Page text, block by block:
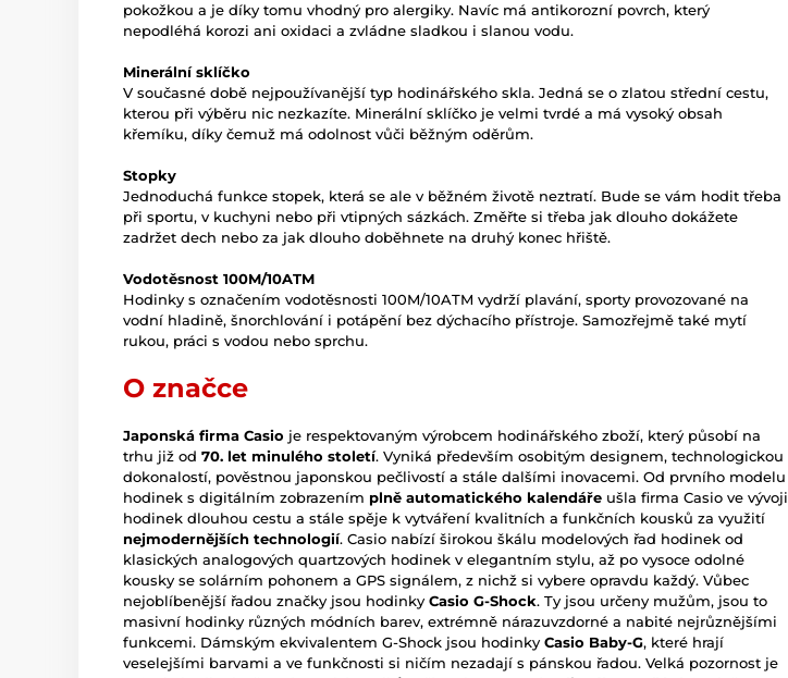
pokožkou a je díky tomu vhodný pro alergiky. Navíc má antikorozní povrch, který
nepodléhá korozi ani oxidaci a zvládne sladkou i slanou vodu.
Minerální sklíčko
V současné době nejpoužívanější typ hodinářského skla. Jedná se o zlatou střední cestu,
kterou při výběru nic nezkazíte. Minerální sklíčko je velmi tvrdé a má vysoký obsah
křemíku, díky čemuž má odolnost vůči běžným oděrům.
Stopky
Jednoduchá funkce stopek, která se ale v běžném životě neztratí. Bude se vám hodit třeba
při sportu, v kuchyni nebo při vtipných sázkách. Změřte si třeba jak dlouho dokážete
zadržet dech nebo za jak dlouho doběhnete na druhý konec hřiště.
Vodotěsnost 100M/10ATM
Hodinky s označením vodotěsnosti 100M/10ATM vydrží plavání, sporty provozované na
vodní hladině, šnorchlování i potápění bez dýchacího přístroje. Samozřejmě také mytí
rukou, práci s vodou nebo sprchu.
O značce
Japonská firma Casio je respektovaným výrobcem hodinářského zboží, který působí na
trhu již od 70. let minulého století. Vyniká především osobitým designem, technologickou
dokonalostí, pověstnou japonskou pečlivostí a stále dalšími inovacemi. Od prvního modelu
hodinek s digitálním zobrazením plně automatického kalendáře ušla firma Casio ve vývoji
hodinek dlouhou cestu a stále spěje k vytváření kvalitních a funkčních kousků za využití
nejmodernějších technologií. Casio nabízí širokou škálu modelových řad hodinek od
klasických analogových quartzových hodinek v elegantním stylu, až po vysoce odolné
kousky se solárním pohonem a GPS signálem, z nichž si vybere opravdu každý. Vůbec
nejoblíbenější řadou značky jsou hodinky Casio G-Shock. Ty jsou určeny mužům, jsou to
masivní hodinky různých módních barev, extrémně nárazuvzdorné a nabité nejrůznějšími
funkcemi. Dámským ekvivalentem G-Shock jsou hodinky Casio Baby-G, které hrají
veselejšími barvami a ve funkčnosti si ničím nezadají s pánskou řadou. Velká pozornost je